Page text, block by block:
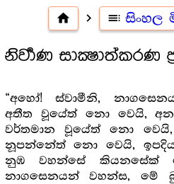
home navigate_next toc සිංහල
නිර්‍වාණ සාක්‍ෂාත්කරණ
“අහෝ! ස්වාමීනි,
අතීත වූයේත් නො වෙයි,
වර්තමාන වූයේත් නො
නූපන්නේත් නො වෙයි,
නුඹ වහන්සේ කියනසේක්
නාගසෙනයන් වහන්ස, මේ